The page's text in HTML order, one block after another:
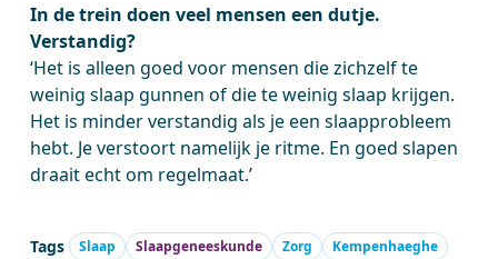
In de trein doen veel mensen een dutje.
Verstandig?
‘Het is alleen goed voor mensen die zichzelf te
weinig slaap gunnen of die te weinig slaap krijgen.
Het is minder verstandig als je een slaapprobleem
hebt. Je verstoort namelijk je ritme. En goed slapen
draait echt om regelmaat.’
Tags Slaap Slaapgeneeskunde Zorg
Kempenhaeghe